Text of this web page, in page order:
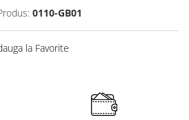
0110-GB01
la Favorite